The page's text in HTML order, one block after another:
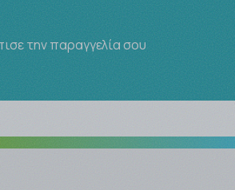
την παραγγελία σου